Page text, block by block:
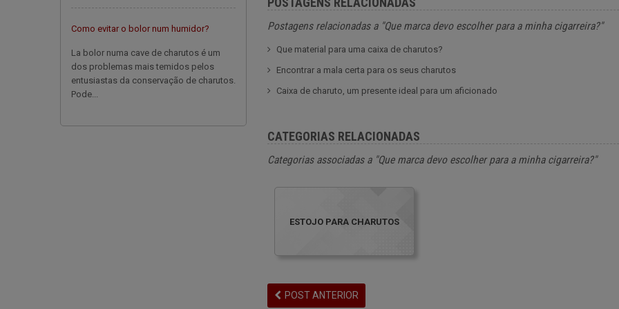
Como evitar o bolor num humidor?
La bolor numa cave de charutos é um
dos problemas mais temidos pelos
entusiastas da conservação de charutos.
Pode...
Postagens relacionadas a "Que marca devo escolher para a minha cigarreira?"
Que material para uma caixa de charutos?
Encontrar a mala certa para os seus charutos
Caixa de charuto, um presente ideal para um aficionado
CATEGORIAS RELACIONADAS
Categorias associadas a "Que marca devo escolher para a minha cigarreira?"
ESTOJO PARA CHARUTOS
POST ANTERIOR